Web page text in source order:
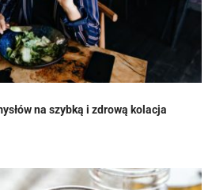
na szybką i zdrową kolacja